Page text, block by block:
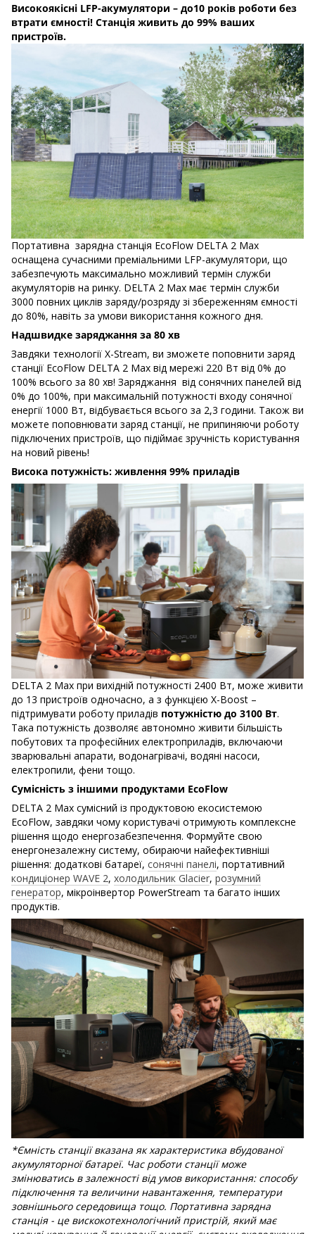
Високоякісні LFP-акумулятори – до10 років роботи без
втрати ємності! Станція живить до 99% ваших
пристроїв.
Портативна зарядна станція EcoFlow DELTA 2 Max
оснащена сучасними преміальними LFP-акумулятори, що
забезпечують максимально можливий термін служби
акумуляторів на ринку. DELTA 2 Max має термін служби
3000 повних циклів заряду/розряду зі збереженням ємності
до 80%, навіть за умови використання кожного дня.
Надшвидке заряджання за 80 хв
Завдяки технології X-Stream, ви зможете поповнити заряд
станції EcoFlow DELTA 2 Max від мережі 220 Вт від 0% до
100% всього за 80 хв! Заряджання від сонячних панелей від
0% до 100%, при максимальній потужності входу сонячної
енергії 1000 Вт, відбувається всього за 2,3 години. Також ви
можете поповнювати заряд станції, не припиняючи роботу
підключених пристроїв, що підіймає зручність користування
на новий рівень!
Висока потужність: живлення 99% приладів
DELTA 2 Max при вихідній потужності 2400 Вт, може живити
до 13 пристроїв одночасно, а з функцією X-Boost –
підтримувати роботу приладів потужністю до 3100 Вт.
Така потужність дозволяє автономно живити більшість
побутових та професійних електроприладів, включаючи
зварювальні апарати, водонагрівачі, водяні насоси,
електропили, фени тощо.
Сумісність з іншими продуктами EcoFlow
DELTA 2 Max сумісний із продуктовою екосистемою
EcoFlow, завдяки чому користувачі отримують комплексне
рішення щодо енергозабезпечення. Формуйте свою
енергонезалежну систему, обираючи найефективніші
рішення: додаткові батареї, сонячні панелі, портативний
кондиціонер WAVE 2, холодильник Glacier, розумний
генератор, мікроінвертор PowerStream та багато інших
продуктів.
*Ємність станції вказана як характеристика вбудованої
акумуляторної батареї. Час роботи станції може
змінюватись в залежності від умов використання: способу
підключення та величини навантаження, температури
зовнішнього середовища тощо. Портативна зарядна
станція - це вискокотехнологічний пристрій, який має